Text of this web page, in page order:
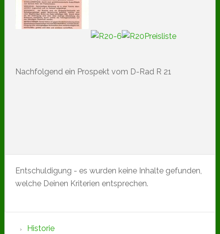
Nachfolgend ein Prospekt vom D-Rad R 21
Entschuldigung - es wurden keine Inhalte gefunden,
welche Deinen Kriterien entsprechen.
Seitenspalte
Historie